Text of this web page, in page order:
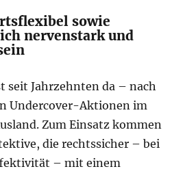
sowie
nervenstark und
seit Jahrzehnten da – nach
Undercover-Aktionen im
Zum Einsatz kommen
die rechtssicher – bei
– mit einem